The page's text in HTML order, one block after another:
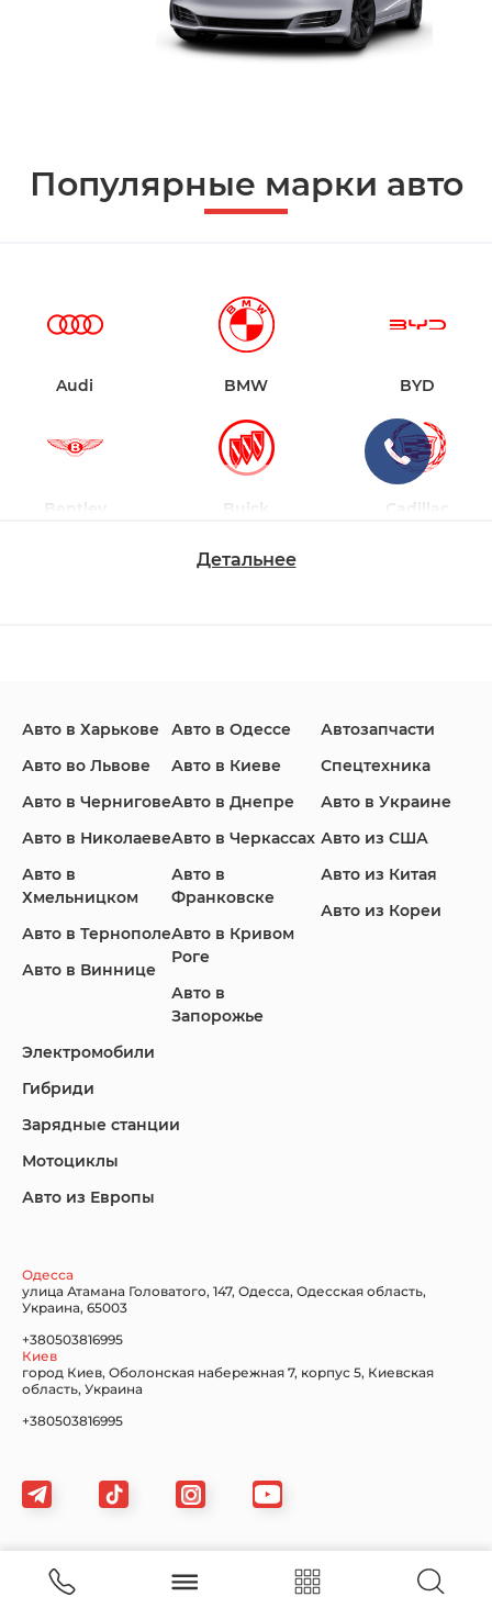
Популярные марки авто
Audi BMW BYD
Bentley Buick Cadillac
Infiniti Jaguar Jeep
Land Rover
Lincoln
Subaru Tesla Toyota
Volkswagen Volvo
Детальнее
Авто в Харькове
Авто во Львове
Авто в Чернигове
Авто в Николаеве
Авто в
Хмельницком
Авто в Тернополе
Авто в Виннице
Авто в Одессе
Авто в Киеве
Авто в Днепре
Авто в Черкассах
Авто в
Франковске
Авто в Кривом
Роге
Авто в
Запорожье
Автозапчасти
Спецтехника
Авто в Украине
Авто из США
Авто из Китая
Авто из Кореи
Электромобили
Гибриди
Зарядные станции
Мотоциклы
Авто из Европы
Одесса
улица Атамана Головатого, 147, Одесса, Одесская область,
Украина, 65003
+380503816995
Киев
город Киев, Оболонская набережная 7, корпус 5, Киевская
область, Украина
+380503816995
Карта сайта